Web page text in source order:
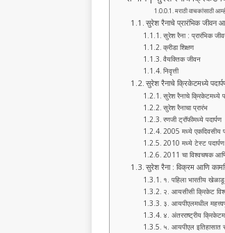
b
o
o
k
A
p
p
ra
m
मराठी वाचकांसाठी
सुरेश रैनाचे प्रारंभिक
सुरेश रैना : प्रारंभिक
क्रीडा शिक्षण
वैयक्तिक जीवन
निवृत्ती
सुरेश रैनाचे क्रिकेटमध्ये
सुरेश रैनाचे क्रिकेटमध्ये
सुरेश रैनाचा प्रारंभ
रणजी ट्रॉफीमध्ये पदार्पण
2005 मध्ये एकदिवसीय
2010 मध्ये टेस्ट पदार्पण
2011 चा विश्वचषक
सुरेश रैना : विक्रम आणि
१. पहिला भारतीय
२. आयसीसी क्रिकेट
३. आयपीएलमधील
४. अंतरराष्ट्रीय
५. आयपीएल इतिहासात